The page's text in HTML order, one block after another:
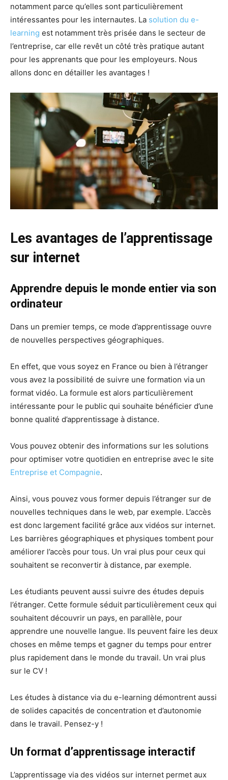
notamment parce qu’elles sont particulièrement
intéressantes pour les internautes. La solution du e-
learning est notamment très prisée dans le secteur de
l’entreprise, car elle revêt un côté très pratique autant
pour les apprenants que pour les employeurs. Nous
allons donc en détailler les avantages !
Les avantages de l’apprentissage
sur internet
Apprendre depuis le monde entier via son
ordinateur
Dans un premier temps, ce mode d’apprentissage ouvre
de nouvelles perspectives géographiques.
En effet, que vous soyez en France ou bien à l’étranger
vous avez la possibilité de suivre une formation via un
format vidéo. La formule est alors particulièrement
intéressante pour le public qui souhaite bénéficier d’une
bonne qualité d’apprentissage à distance.
Vous pouvez obtenir des informations sur les solutions
pour optimiser votre quotidien en entreprise avec le site
Entreprise et Compagnie.
Ainsi, vous pouvez vous former depuis l’étranger sur de
nouvelles techniques dans le web, par exemple. L’accès
est donc largement facilité grâce aux vidéos sur internet.
Les barrières géographiques et physiques tombent pour
améliorer l’accès pour tous. Un vrai plus pour ceux qui
souhaitent se reconvertir à distance, par exemple.
Les étudiants peuvent aussi suivre des études depuis
l’étranger. Cette formule séduit particulièrement ceux qui
souhaitent découvrir un pays, en parallèle, pour
apprendre une nouvelle langue. Ils peuvent faire les deux
choses en même temps et gagner du temps pour entrer
plus rapidement dans le monde du travail. Un vrai plus
sur le CV !
Les études à distance via du e-learning démontrent aussi
de solides capacités de concentration et d’autonomie
dans le travail. Pensez-y !
Un format d’apprentissage interactif
L’apprentissage via des vidéos sur internet permet aux